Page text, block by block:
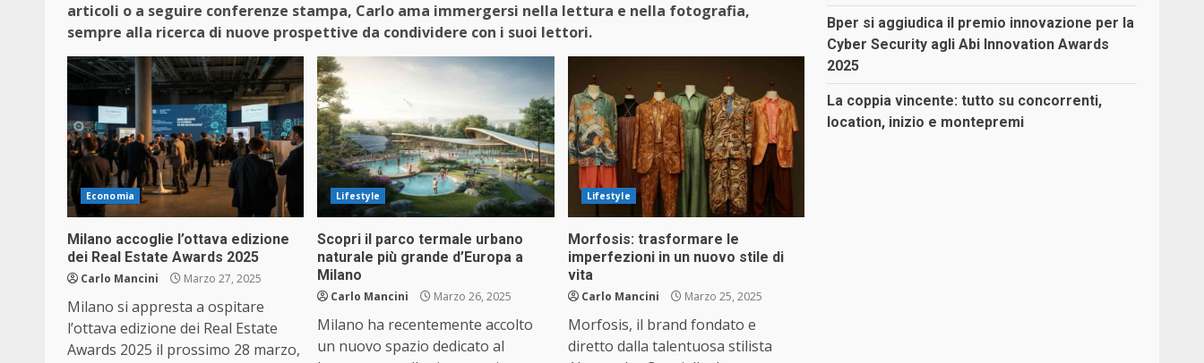
articoli o a seguire conferenze stampa, Carlo ama immergersi nella lettura e nella fotografia,
sempre alla ricerca di nuove prospettive da condividere con i suoi lettori.
Economia
Milano accoglie l’ottava edizione
dei Real Estate Awards 2025
Carlo Mancini Marzo 27, 2025
Milano si appresta a ospitare
l’ottava edizione dei Real Estate
Awards 2025 il prossimo 28 marzo,
Lifestyle
Scopri il parco termale urbano
naturale più grande d’Europa a
Milano
Carlo Mancini Marzo 26, 2025
Milano ha recentemente accolto
un nuovo spazio dedicato al
Lifestyle
Morfosis: trasformare le
imperfezioni in un nuovo stile di
vita
Carlo Mancini Marzo 25, 2025
Morfosis, il brand fondato e
diretto dalla talentuosa stilista
Bper si aggiudica il premio innovazione per la
Cyber Security agli Abi Innovation Awards
2025
La coppia vincente: tutto su concorrenti,
location, inizio e montepremi